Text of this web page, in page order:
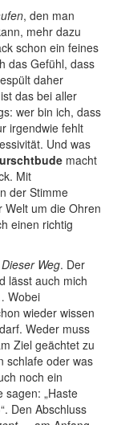
, den man
mehr dazu
schon ein feines
das Gefühl, dass
daher
das bei aller
wer bin ich, dass
irgendwie fehlt
Und was
macht
Mit
der Stimme
Welt um die Ohren
einen richtig
Dieser Weg. Der
lässt auch mich
Wobei
wieder wissen
Weder muss
Ziel geächtet zu
schlafe oder was
noch ein
„Haste
Den Abschluss